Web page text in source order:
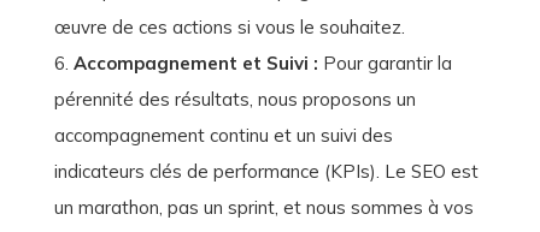
œuvre de ces actions si vous le souhaitez.
Accompagnement et Suivi : Pour garantir la
pérennité des résultats, nous proposons un
accompagnement continu et un suivi des
indicateurs clés de performance (KPIs). Le SEO est
un marathon, pas un sprint, et nous sommes à vos